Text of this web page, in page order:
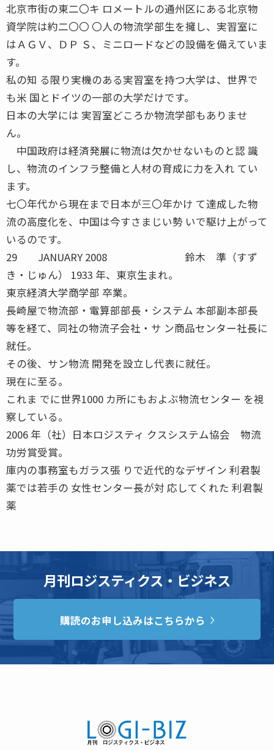
北京市街の東二〇キ ロメートルの通州区にある北京物
資学院は約二〇〇 〇人の物流学部生を擁し、実習室に
はＡＧＶ、ＤＰ Ｓ、ミニロードなどの設備を備えていま
す。
私の知 る限り実機のある実習室を持つ大学は、世界で
も米 国とドイツの一部の大学だけです。
日本の大学には 実習室どころか物流学部もありませ
ん。
中国政府は経済発展に物流は欠かせないものと認 識
し、物流のインフラ整備と人材の育成に力を入れ てい
ます。
七〇年代から現在まで日本が三〇年かけ て達成した物
流の高度化を、中国は今すさまじい勢 いで駆け上がって
いるのです。
29 JANUARY 2008 鈴木 準（すず
き・じゅん） 1933 年、東京生まれ。
東京経済大学商学部 卒業。
長崎屋で物流部・電算部部長・システム 本部副本部長
等を経て、同社の物流子会社・サ ン商品センター社長に
就任。
その後、サン物流 開発を設立し代表に就任。
現在に至る。
これま でに世界1000 カ所にもおよぶ物流センター を視
察している。
2006 年（社）日本ロジスティ クスシステム協会 物流
功労賞受賞。
庫内の事務室もガラス張 りで近代的なデザイン 利君製
薬では若手の 女性センター長が対 応してくれた 利君製
薬
月刊ロジスティクス・ビジネス
購読のお申し込みはこちらから